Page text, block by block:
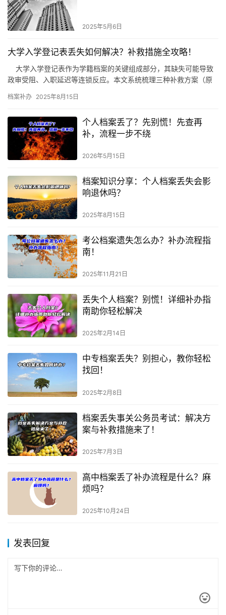
2025年5月6日
大学入学登记表丢失如何解决？补救措施全攻略！
大学入学登记表作为学籍档案的关键组成部分，其缺失可能导致
政审受阻、入职延迟等连锁反应。本文系统梳理三种补救方案（原
档案补办 2025年8月15日
个人档案丢了？先别慌！先查再
补，流程一步不绕
2026年5月15日
档案知识分享：个人档案丢失会影
响退休吗？
2025年8月15日
考公档案遗失怎么办？补办流程指
南！
2025年11月21日
丢失个人档案？别慌！详细补办指
南助你轻松解决
2025年2月14日
中专档案丢失？别担心，教你轻松
找回！
2025年2月8日
档案丢失事关公务员考试：解决方
案与补救措施来了！
2025年7月3日
高中档案丢了补办流程是什么？麻
烦吗？
2025年10月24日
发表回复